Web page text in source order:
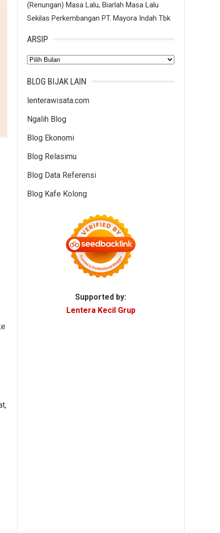
(Renungan) Masa Lalu, Biarlah Masa Lalu
Sekilas Perkembangan PT. Mayora Indah Tbk
ARSIP
Arsip
BLOG BIJAK LAIN
lenterawisata.com
Ngalih Blog
Blog Ekonomi
Blog Relasimu
Blog Data Referensi
Blog Kafe Kolong
Supported by:
Lentera Kecil Grup